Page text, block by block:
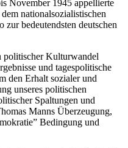
November 1945 appellierte
nationalsozialistischen
bedeutendsten deutschen
politischer Kulturwandel
und tagespolitische
den Erhalt sozialer und
unseres politischen
Spaltungen und
Manns Überzeugung,
Bedingung und